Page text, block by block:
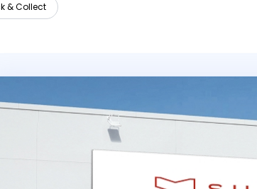
& Collect